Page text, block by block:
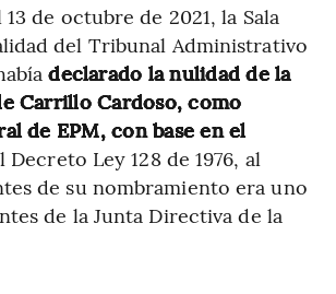
de octubre de 2021, la Sala
del Tribunal Administrativo
declarado la nulidad de la
Carrillo Cardoso, como
de EPM, con base en el
Decreto Ley 128 de 1976, al
de su nombramiento era uno
de la Junta Directiva de la